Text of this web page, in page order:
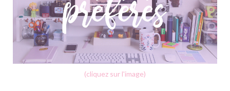
(cliquez sur l'image)